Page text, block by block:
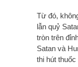
Từ đó,
lẫn quỷ
tròn trên
Satan và
thi hút thuốc